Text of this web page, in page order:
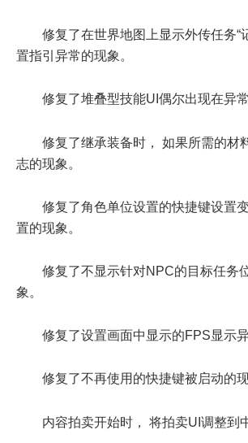
修复了在世界地图上显示外传任务“
置指引异常的现象。
修复了堆叠型技能UI偶尔出现在异
修复了继承装备时， 如果所需的材
志的现象。
修复了角色单位设置的快捷键设置
置的现象。
修复了不显示针对NPC的目标任务
象。
修复了设置画面中显示的FPS显示异
修复了不再使用的快捷键被启动的现
内容拍卖开始时， 将拍卖UI调整到